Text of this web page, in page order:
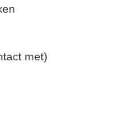
met)